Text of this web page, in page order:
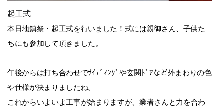
起工式
本日地鎮祭・起工式を行いました！式には親御さん、子供た
ちにも参加して頂きました。
午後からは打ち合わせでｻｲﾃﾞｨﾝｸﾞや玄関ﾄﾞｱなど外まわりの色
や仕様が決まりましたね。
これからいよいよ工事が始まりますが、業者さんと力を合わ